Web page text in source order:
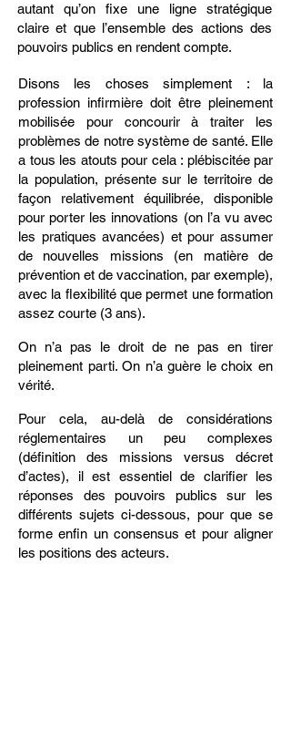
autant qu’on fixe une ligne stratégique
claire et que l’ensemble des actions des
pouvoirs publics en rendent compte.
Disons les choses simplement : la
profession infirmière doit être pleinement
mobilisée pour concourir à traiter les
problèmes de notre système de santé. Elle
a tous les atouts pour cela : plébiscitée par
la population, présente sur le territoire de
façon relativement équilibrée, disponible
pour porter les innovations (on l’a vu avec
les pratiques avancées) et pour assumer
de nouvelles missions (en matière de
prévention et de vaccination, par exemple),
avec la flexibilité que permet une formation
assez courte (3 ans).
On n’a pas le droit de ne pas en tirer
pleinement parti. On n’a guère le choix en
vérité.
Pour cela, au-delà de considérations
réglementaires un peu complexes
(définition des missions versus décret
d’actes), il est essentiel de clarifier les
réponses des pouvoirs publics sur les
différents sujets ci-dessous, pour que se
forme enfin un consensus et pour aligner
les positions des acteurs.